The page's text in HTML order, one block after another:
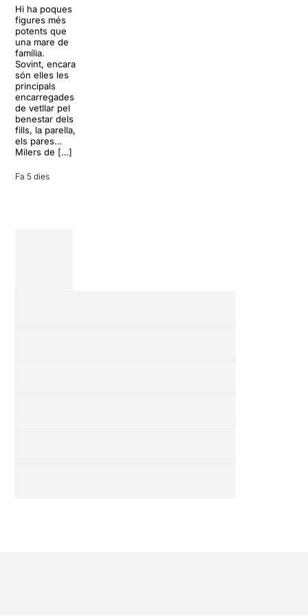
Hi ha poques
figures més
potents que
una mare de
família.
Sovint, encara
són elles les
principals
encarregades
de vetllar pel
benestar dels
fills, la parella,
els pares…
Milers de […]
Fa 5 dies